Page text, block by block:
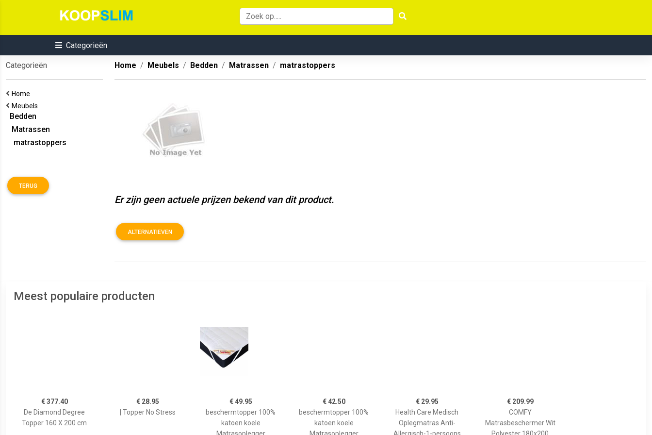
Categorieën
Categorieën
Home
Meubels
Bedden
Matrassen
matrastoppers
TERUG
Home Meubels Bedden Matrassen matrastoppers
Er zijn geen actuele prijzen bekend van dit product.
ALTERNATIEVEN
Meest populaire producten
€ 377.40
De Diamond Degree
Topper 160 X 200 cm
€ 28.95
| Topper No Stress
€ 49.95
beschermtopper 100%
katoen koele
€ 42.50
beschermtopper 100%
katoen koele
€ 29.95
Health Care Medisch
Oplegmatras Anti-
€ 209.99
COMFY
Matrasbeschermer Wit